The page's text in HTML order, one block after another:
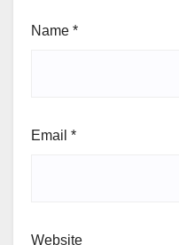
Name *
Email *
Website